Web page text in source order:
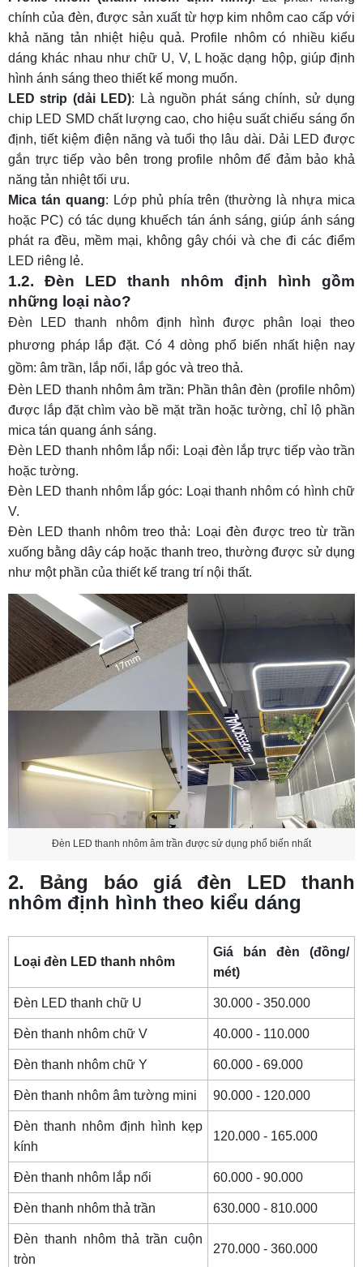
10. Báo giá thi công đèn LED thanh nhôm định
hình
11. Yếu tố ảnh hưởng đến giá đèn LED thanh
nhôm định hình
Kích thước và độ dài thanh nhôm
Công suất và chất lượng đèn LED
Thương hiệu và nhà sản xuất
Thời điểm mua và thị trường
12. Nơi mua đèn LED thanh nhôm định hình
# Câu hỏi thường gặp
Giá đèn LED thanh nhôm định hình có thay đổi
không?
Đèn LED thanh nhôm định hình âm trần có đắt
không?
Cách chọn đèn thanh nhôm định hình âm trần
Sự khác nhau giữa đèn LED thanh nhôm âm
trần và thanh nhôm lắp nổi
Có nên mua đèn LED thanh nhôm định hình giá
rẻ không?
chính của đèn, được sản xuất từ hợp kim nhôm cao cấp với
khả năng tản nhiệt hiệu quả. Profile nhôm có nhiều kiểu
dáng khác nhau như chữ U, V, L hoặc dạng hộp, giúp định
hình ánh sáng theo thiết kế mong muốn.
LED strip (dải LED): Là nguồn phát sáng chính, sử dụng
chip LED SMD chất lượng cao, cho hiệu suất chiếu sáng ổn
định, tiết kiệm điện năng và tuổi thọ lâu dài. Dải LED được
gắn trực tiếp vào bên trong profile nhôm để đảm bảo khả
năng tản nhiệt tối ưu.
Mica tán quang: Lớp phủ phía trên (thường là nhựa mica
hoặc PC) có tác dụng khuếch tán ánh sáng, giúp ánh sáng
phát ra đều, mềm mại, không gây chói và che đi các điểm
LED riêng lẻ.
1.2. Đèn LED thanh nhôm định hình gồm
những loại nào?
Đèn LED thanh nhôm định hình được phân loại theo
phương pháp lắp đặt. Có 4 dòng phổ biến nhất hiện nay
gồm: âm trần, lắp nổi, lắp góc và treo thả.
Đèn LED thanh nhôm âm trần: Phần thân đèn (profile nhôm)
được lắp đặt chìm vào bề mặt trần hoặc tường, chỉ lộ phần
mica tán quang ánh sáng.
Đèn LED thanh nhôm lắp nổi: Loại đèn lắp trực tiếp vào trần
hoặc tường.
Đèn LED thanh nhôm lắp góc: Loại thanh nhôm có hình chữ
V.
Đèn LED thanh nhôm treo thả: Loại đèn được treo từ trần
xuống bằng dây cáp hoặc thanh treo, thường được sử dụng
như một phần của thiết kế trang trí nội thất.
Đèn LED thanh nhôm âm trần được sử dụng phổ biến nhất
2. Bảng báo giá đèn LED thanh
nhôm định hình theo kiểu dáng
Loại đèn LED thanh nhôm
Giá bán đèn (đồng/
mét)
Đèn LED thanh chữ U 30.000 - 350.000
Đèn thanh nhôm chữ V 40.000 - 110.000
Đèn thanh nhôm chữ Y 60.000 - 69.000
Đèn thanh nhôm âm tường mini 90.000 - 120.000
Đèn thanh nhôm định hình kẹp
kính
120.000 - 165.000
Đèn thanh nhôm lắp nổi 60.000 - 90.000
Đèn thanh nhôm thả trần 630.000 - 810.000
Đèn thanh nhôm thả trần cuộn
tròn
270.000 - 360.000